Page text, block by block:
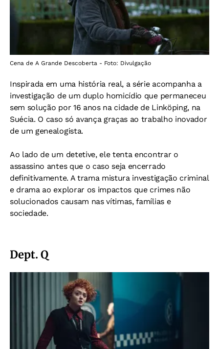
Cena de A Grande Descoberta - Foto: Divulgação
Inspirada em uma história real, a série acompanha a
investigação de um duplo homicídio que permaneceu
sem solução por 16 anos na cidade de Linköping, na
Suécia. O caso só avança graças ao trabalho inovador
de um genealogista.
Ao lado de um detetive, ele tenta encontrar o
assassino antes que o caso seja encerrado
definitivamente. A trama mistura investigação criminal
e drama ao explorar os impactos que crimes não
solucionados causam nas vítimas, famílias e
sociedade.
Dept. Q